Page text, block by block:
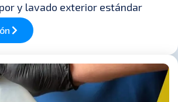
y lavado exterior estándar